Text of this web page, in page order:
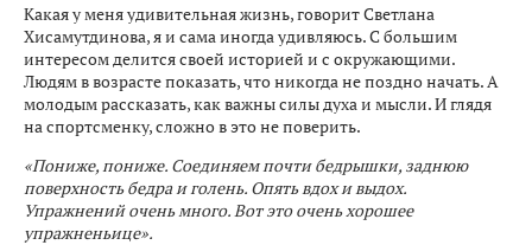
Какая у меня удивительная жизнь, говорит Светлана
Хисамутдинова, я и сама иногда удивляюсь. С большим
интересом делится своей историей и с окружающими.
Людям в возрасте показать, что никогда не поздно начать. А
молодым рассказать, как важны силы духа и мысли. И глядя
на спортсменку, сложно в это не поверить.
«Пониже, пониже. Соединяем почти бедрышки, заднюю
поверхность бедра и голень. Опять вдох и выдох.
Упражнений очень много. Вот это очень хорошее
упражненьице».